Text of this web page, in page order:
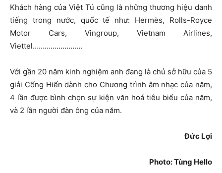
Khách hàng của Việt Tú cũng là những thương hiệu danh
tiếng trong nước, quốc tế như: Hermès, Rolls-Royce
Motor Cars, Vingroup, Vietnam Airlines,
Viettel…………………….
Với gần 20 năm kinh nghiệm anh đang là chủ sở hữu của 5
giải Cống Hiến dành cho Chương trình âm nhạc của năm,
4 lần được bình chọn sự kiện văn hoá tiêu biểu của năm,
và 2 lần người đàn ông của năm.
Đức Lợi
Photo: Tùng Hello